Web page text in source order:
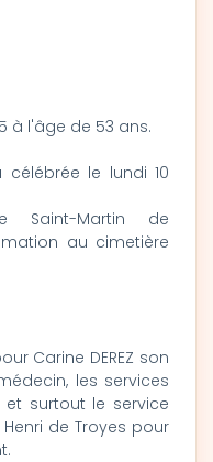
à l'âge de 53 ans.
célébrée le lundi 10
Saint-Martin de
au cimetière
Carine DEREZ son
les services
surtout le service
de Troyes pour